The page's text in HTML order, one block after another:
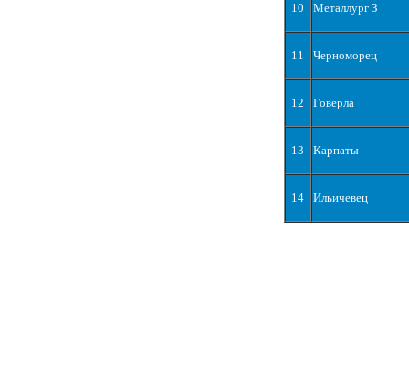
10 Металлург З
11 Черноморец
12 Говерла
13 Карпаты
14 Ильичевец